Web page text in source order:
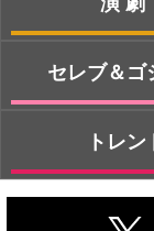
セレブ＆ゴ
トレン